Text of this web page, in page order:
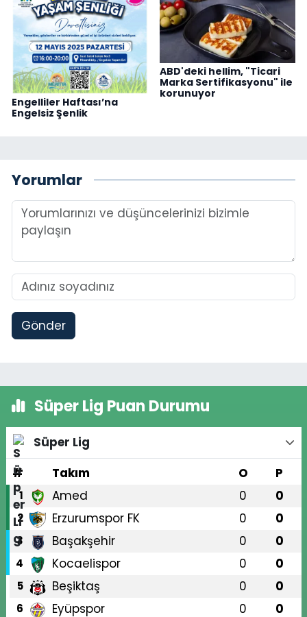
Engelliler Haftası’na
Engelsiz Şenlik
ABD'deki hellim, "Ticari
Marka Sertifikasyonu" ile
korunuyor
Yorumlar
Gönder
Süper Lig Puan Durumu
Süper Lig
#
Takım O P
1 Amed 0 0
2 Erzurumspor FK 0 0
3 Başakşehir 0 0
4 Kocaelispor 0 0
5 Beşiktaş 0 0
6 Eyüpspor 0 0